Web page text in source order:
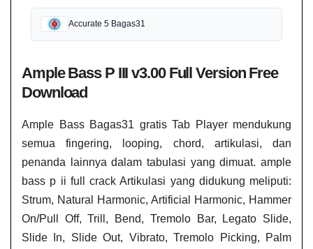
Accurate 5 Bagas31
Ample Bass P III v3.00 Full Version Free
Download
Ample Bass Bagas31 gratis Tab Player mendukung
semua fingering, looping, chord, artikulasi, dan
penanda lainnya dalam tabulasi yang dimuat. ample
bass p ii full crack Artikulasi yang didukung meliputi:
Strum, Natural Harmonic, Artificial Harmonic, Hammer
On/Pull Off, Trill, Bend, Tremolo Bar, Legato Slide,
Slide In, Slide Out, Vibrato, Tremolo Picking, Palm